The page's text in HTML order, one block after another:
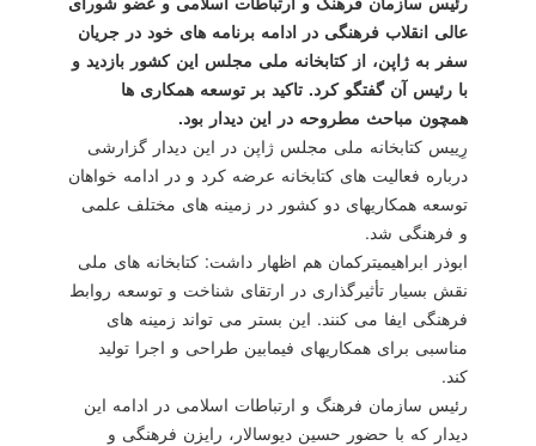
عالی انقلاب فرهنگی در ادامه برنامه های خود در جریان
سفر به ژاپن، از كتابخانه ملی مجلس این كشور بازدید و
با رئیس آن گفتگو كرد. تاكید بر توسعه همكاری ها
همچون مباحث مطروحه در این دیدار بود.
رِییس كتابخانه ملی مجلس ژاپن در این دیدار گزارشی
درباره فعالیت های كتابخانه عرضه كرد و در ادامه خواهان
توسعه همكاریهای دو كشور در زمینه های مختلف علمی
و فرهنگی شد.
ابوذر ابراهیمی‎تركمان هم اظهار داشت: كتابخانه های ملی
نقش بسیار تأثیرگذاری در ارتقای شناخت و توسعه روابط
فرهنگی ایفا می كنند. این بستر می تواند زمینه های
مناسبی برای همكاریهای فیمابین طراحی و اجرا تولید
كند.
رئیس سازمان فرهنگ و ارتباطات اسلامی در ادامه این
دیدار كه با حضور حسین دیوسالار، رایزن فرهنگی و